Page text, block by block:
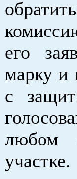
его
марку и
с
любом
участке.